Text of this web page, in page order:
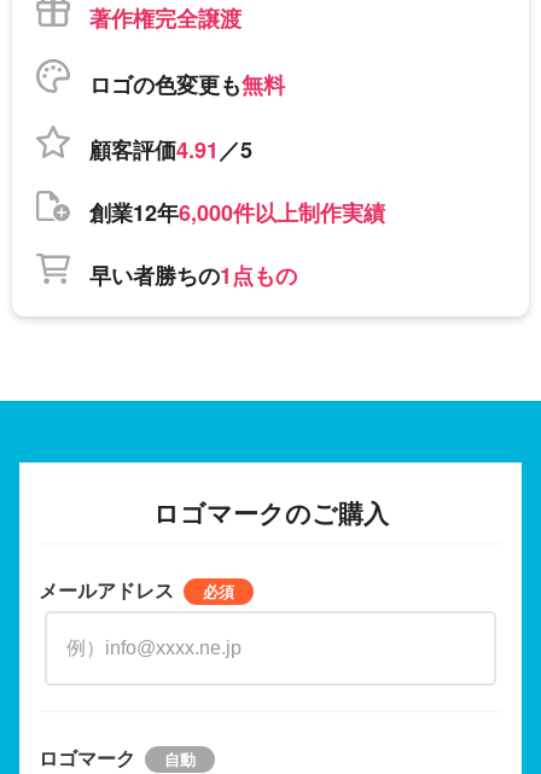
著作権完全譲渡
ロゴの色変更も無料
顧客評価4.91／5
創業12年6,000件以上制作実績
早い者勝ちの1点もの
ロゴマークのご購入
メールアドレス
ロゴマーク